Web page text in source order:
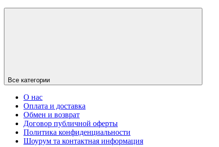
Все категории
О нас
Оплата и доставка
Обмен и возврат
Договор публичной оферты
Политика конфиденциальности
Шоурум та контактная информация